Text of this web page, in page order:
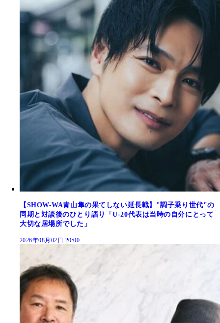
【SHOW-WA青山隼の果てしない延長戦】"調子乗り世代"の
同期と対談後のひとり語り「U-20代表は当時の自分にとって
大切な居場所でした」
2026年08月02日 20:00